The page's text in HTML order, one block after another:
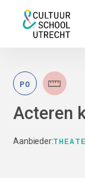
PO
Acteren
Aanbieder: